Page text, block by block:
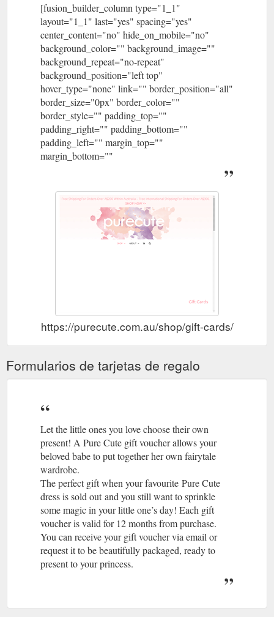
[fusion_builder_column type="1_1"
layout="1_1" last="yes" spacing="yes"
center_content="no" hide_on_mobile="no"
background_color="" background_image=""
background_repeat="no-repeat"
background_position="left top"
hover_type="none" link="" border_position="all"
border_size="0px" border_color=""
border_style="" padding_top=""
padding_right="" padding_bottom=""
padding_left="" margin_top=""
margin_bottom=""
https://purecute.com.au/shop/gift-cards/
Formularios de tarjetas de regalo
Let the little ones you love choose their own
present! A Pure Cute gift voucher allows your
beloved babe to put together her own fairytale
wardrobe.
The perfect gift when your favourite Pure Cute
dress is sold out and you still want to sprinkle
some magic in your little one’s day! Each gift
voucher is valid for 12 months from purchase.
You can receive your gift voucher via email or
request it to be beautifully packaged, ready to
present to your princess.